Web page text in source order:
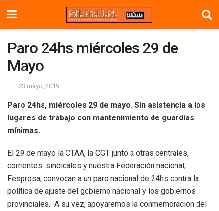
Paro 24hs miércoles 29 de
Mayo
23 mayo, 2019
Paro 24hs, miércoles 29 de mayo. Sin asistencia a los
lugares de trabajo con mantenimiento de guardias
mínimas.
El 29 de mayo la CTAA, la CGT, junto a otras centrales,
corrientes sindicales y nuestra Federación nacional,
Fesprosa, convocan a un paro nacional de 24hs contra la
política de ajuste del gobierno nacional y los gobiernos
provinciales. A su vez, apoyaremos la conmemoración del